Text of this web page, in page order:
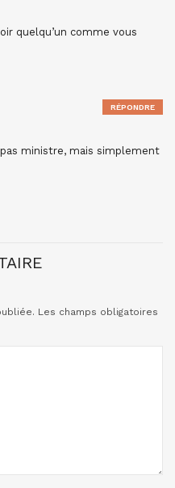
quelqu’un comme vous
ministre, mais simplement
RÉPONDRE
Les champs obligatoires